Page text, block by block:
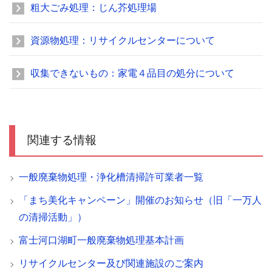
粗大ごみ処理：じん芥処理場
資源物処理：リサイクルセンターについて
収集できないもの：家電４品目の処分について
関連する情報
一般廃棄物処理・浄化槽清掃許可業者一覧
「まち美化キャンペーン」開催のお知らせ（旧「一万人
の清掃活動」）
富士河口湖町一般廃棄物処理基本計画
リサイクルセンター及び関連施設のご案内